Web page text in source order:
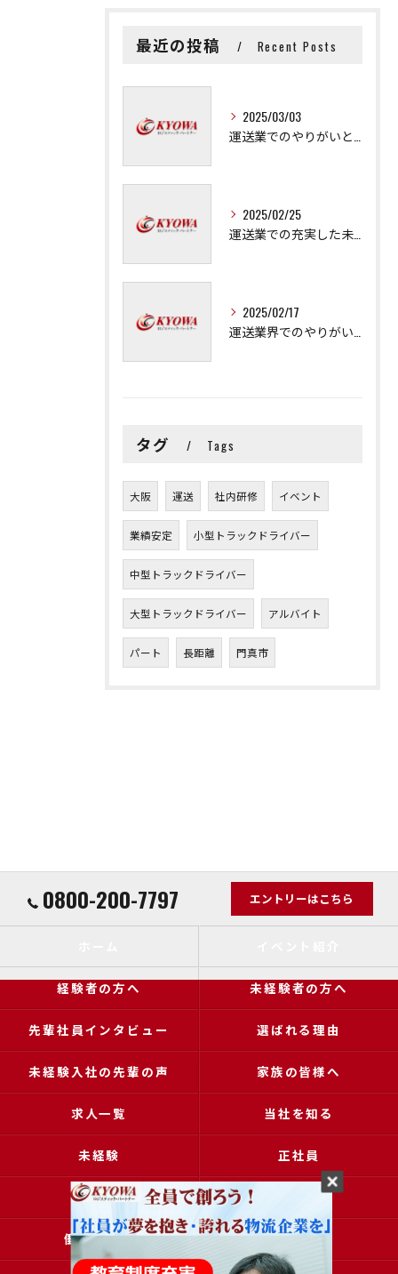
最近の投稿 Recent Posts
2025/03/03
2025/02/25
2025/02/17
タグ Tags
大阪 運送 社内研修 イベント
業績安定 小型トラックドライバー
中型トラックドライバー
大型トラックドライバー アルバイト
パート 長距離 門真市
0800-200-7797 エントリーはこちら
経験者の方へ 未経験者の方へ
先輩社員インタビュー 選ばれる理由
未経験入社の先輩の声 家族の皆様へ
求人一覧 当社を知る
未経験 正社員
高収入
働きやすい アクセス